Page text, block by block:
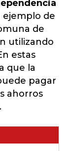
ejemplo de
de
utilizando
estas
que la
pagar
ahorros